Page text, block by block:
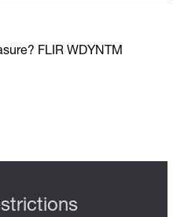
FLIR WDYNTM